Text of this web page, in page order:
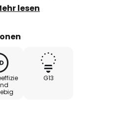
in
Betrieb mit
150 cm
(6.500 K)
lesen
G13